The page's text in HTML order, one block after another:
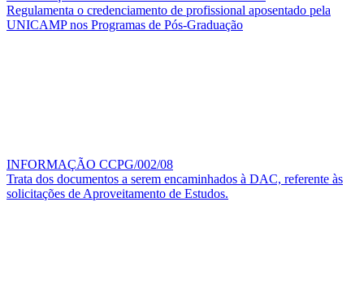
Regulamenta o credenciamento de profissional aposentado pela
UNICAMP nos Programas de Pós-Graduação
INFORMAÇÃO CCPG/002/08
Trata dos documentos a serem encaminhados à DAC, referente às
solicitações de Aproveitamento de Estudos.